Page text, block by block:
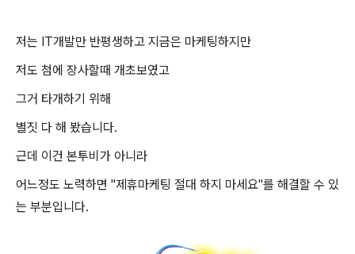
저는 IT개발만 반평생하고 지금은 마케팅하지만
저도 첨에 장사할때 개초보였고
그거 타개하기 위해
별짓 다 해 봤습니다.
근데 이건 본투비가 아니라
어느정도 노력하면 "제휴마케팅 절대 하지 마세요"를 해결할 수 있
는 부분입니다.